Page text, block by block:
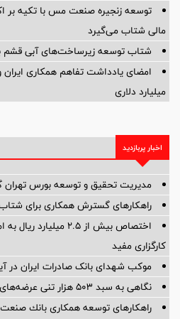
توسعه زنجیره صنعت مس با تکیه بر
مالی شتاب می‌گیرد
شتاب توسعه زیرساخت‌های آبی قشم
میلیارد دلاری
اخبار پربازدید
مدیریت تحقیق و توسعه‌ بورس تهران
راهکارهای گسترش همکاری برای
اختصاص بیش از ۲.۵
کارگزاری مفید
موکب شهدای بانک صادرات ایران در
نگاهی به سبد ۵۰۳ هزار تنی عرضه‌های امروز بورس کالا
راهكارهای توسعه همكاری بانك